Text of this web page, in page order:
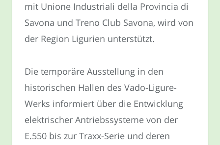
mit Unione Industriali della Provincia di
Savona und Treno Club Savona, wird von
der Region Ligurien unterstützt.
Die temporäre Ausstellung in den
historischen Hallen des Vado-Ligure-
Werks informiert über die Entwicklung
elektrischer Antriebssysteme von der
E.550 bis zur Traxx-Serie und deren